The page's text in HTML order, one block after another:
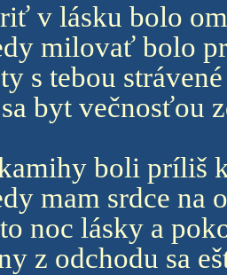
v lásku bolo
milovať bolo
s tebou strávené
byt večnosťou
boli príliš
mam srdce na
noc lásky a
z odchodu sa